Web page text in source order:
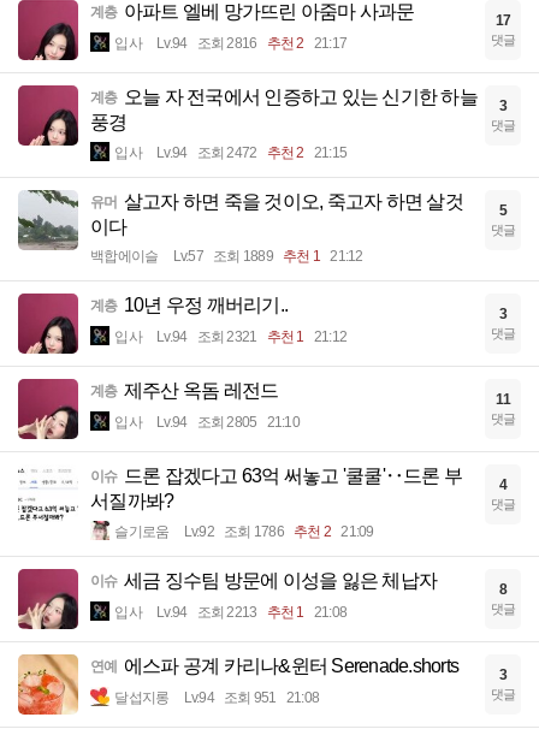
계층 아파트 엘베 망가뜨린 아줌마 사과문
입사 Lv.94 조회 2816 추천 2 21:17
17
댓글
계층 오늘 자 전국에서 인증하고 있는 신기한 하늘
풍경
입사 Lv.94 조회 2472 추천 2 21:15
3
댓글
유머 살고자 하면 죽을 것이오, 죽고자 하면 살것
이다
백합에이슬 Lv.57 조회 1889 추천 1 21:12
5
댓글
계층 10년 우정 깨버리기..
입사 Lv.94 조회 2321 추천 1 21:12
3
댓글
계층 제주산 옥돔 레전드
입사 Lv.94 조회 2805 21:10
11
댓글
이슈 드론 잡겠다고 63억 써놓고 '쿨쿨'‥드론 부
서질까봐?
슬기로움 Lv.92 조회 1786 추천 2 21:09
4
댓글
이슈 세금 징수팀 방문에 이성을 잃은 체납자
입사 Lv.94 조회 2213 추천 1 21:08
8
댓글
연예 에스파 공계 카리나&윈터 Serenade.shorts
달섭지롱 Lv.94 조회 951 21:08
3
댓글